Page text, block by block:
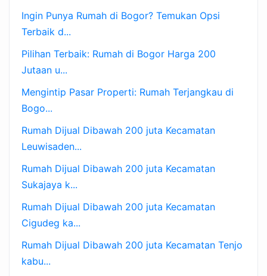
Ingin Punya Rumah di Bogor? Temukan Opsi
Terbaik d...
Pilihan Terbaik: Rumah di Bogor Harga 200
Jutaan u...
Mengintip Pasar Properti: Rumah Terjangkau di
Bogo...
Rumah Dijual Dibawah 200 juta Kecamatan
Leuwisaden...
Rumah Dijual Dibawah 200 juta Kecamatan
Sukajaya k...
Rumah Dijual Dibawah 200 juta Kecamatan
Cigudeg ka...
Rumah Dijual Dibawah 200 juta Kecamatan Tenjo
kabu...